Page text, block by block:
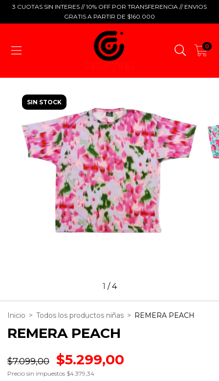
3 CUOTAS SIN INTERES // 10% OFF POR TRANSFERENCIA // ENVIOS
GRATIS A PARTIR DE $160.000
0
SIN STOCK
1 /4
Inicio > Todos los productos niñas > REMERA PEACH
REMERA PEACH
$7.099,00 $5.299,00
Precio sin impuestos $4.379,34